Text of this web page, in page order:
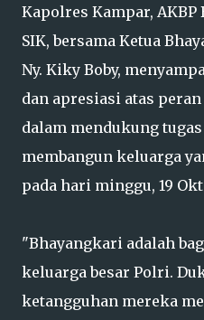
Kapolres Kampar, AKBP
SIK, bersama Ketua
Ny. Kiky Boby,
dan apresiasi atas
dalam mendukung
membangun keluarga
pada hari minggu, 19
"Bhayangkari adalah
keluarga besar Polri.
ketangguhan mereka